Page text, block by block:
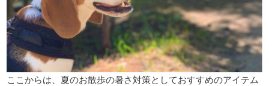
ここからは、夏のお散歩の暑さ対策としておすすめのアイテム